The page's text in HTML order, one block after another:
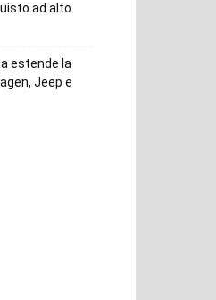
ad alto
estende la
Jeep e